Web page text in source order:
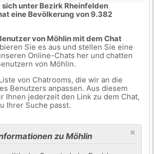
unter Bezirk Rheinfelden
eine Bevölkerung von 9.382
von Möhlin mit dem Chat
Sie es aus und stellen Sie eine
Online-Chats her und chatten
von Möhlin.
von Chatrooms, die wir an die
Benutzers anpassen. Aus diesem
Ihnen jederzeit den Link zu dem Chat,
Ihrer Suche passt.
×
zu Möhlin